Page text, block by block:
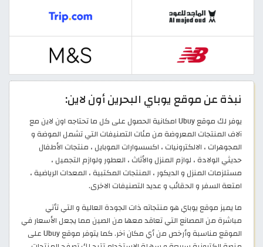
نبذة عن موقع يوباي البحرين أون لاين:
يوفر لك موقع Ubuy امكانية الحصول على كل ما تحتاجه اون لاين مع
آلاف المنتجات المعروضة من مئات التصنيفات التي تشمل الموضة و
المجوهرات ، الالكترونيات ، اكسسوارات الموبايل ، منتجات الأطفال
حديثي الولادة ، لوازم المنزل والأثاث ، العطور ولوازم التجميل ،
مستلزمات المنزل و الديكور ، المنتجات المكتبية ، المعدات الرياضية ،
امتعة السفر و الحقائب و عديد التصنيفات الاخرى.
ما يميز موقع يوباي هو منتجاته ذات الجودة العالية و التي تأتي
مباشرة من المصانع التي تعاقد معها من الصين مما يجعل الأسعار في
الموقع مناسبة وأرخص من أي مكان آخر. كما يتوفر موقع Ubuy على